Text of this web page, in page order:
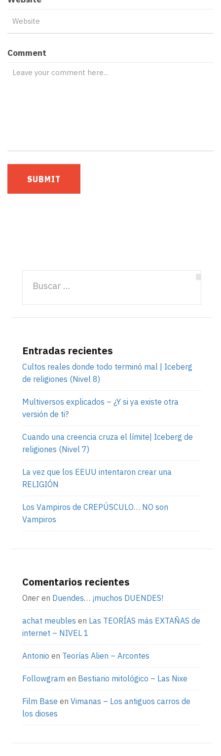
Comment
Entradas recientes
Cultos reales donde todo terminó mal | Iceberg
de religiones (Nivel 8)
Multiversos explicados – ¿Y si ya existe otra
versión de ti?
Cuando una creencia cruza el límite| Iceberg de
religiones (Nivel 7)
La vez que los EEUU intentaron crear una
RELIGIÓN
Los Vampiros de CREPÚSCULO… NO son
Vampiros
Comentarios recientes
Олег en Duendes… ¡muchos DUENDES!
achat meubles en Las TEORÍAS más EXTAÑAS de
internet – NIVEL 1
Antonio en Teorías Alien – Arcontes
Followgram en Bestiario mitológico – Las Nixe
Film Base en Vimanas – Los antiguos carros de
los dioses